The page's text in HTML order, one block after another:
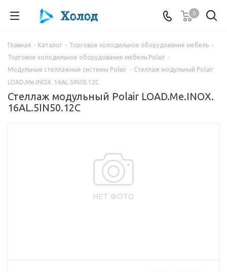
0
Главная - Каталог - Торговое холодильное оборудование мебель -
Торговое холодильное оборудование мебель Polair -
Модульные стеллажные системы Polair - Стеллаж модульный Polair
LOAD.Me.INOX. 16AL.5IN50.12C
Стеллаж модульный Polair LOAD.Me.INOX.
16AL.5IN50.12C